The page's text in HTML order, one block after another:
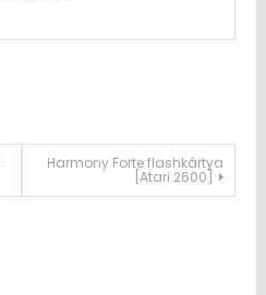
Harmony Forte flashkártya
[Atari 2600]